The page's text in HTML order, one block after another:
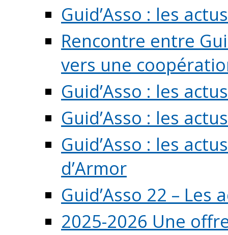
Guid’Asso : les
Rencontre entre
vers une
Guid’Asso : les
Guid’Asso : les
Guid’Asso : les
d’Armor
Guid’Asso 22 – Les
2025-2026 Une